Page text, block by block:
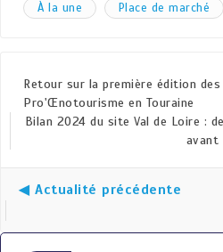
À la une Place de marché
Retour sur la première édition des
Pro'Œnotourisme en Touraine
Bilan 2024 du site Val de Loire :
avant
◀ Actualité précédente